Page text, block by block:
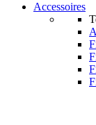
Accessoires